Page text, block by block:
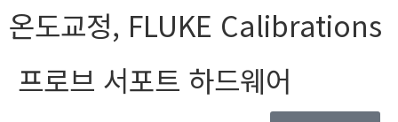
온도교정, FLUKE Calibrations
프로브 서포트 하드웨어